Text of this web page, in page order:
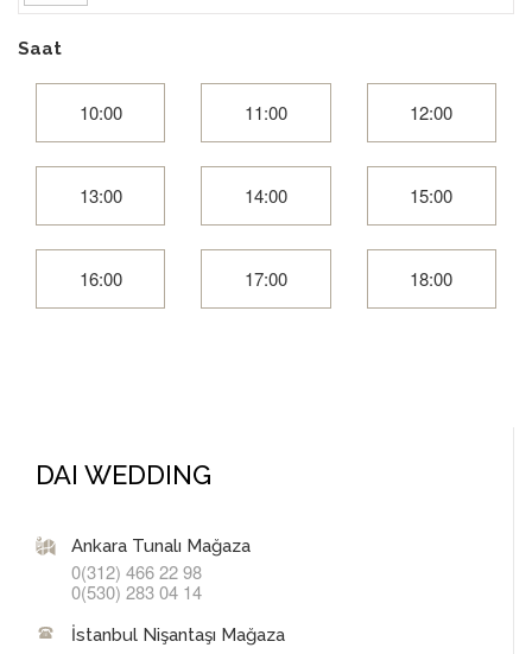
Saat
10:00 11:00 12:00
13:00 14:00 15:00
16:00 17:00 18:00
DAI WEDDING
Ankara Tunalı Mağaza
0(312) 466 22 98
0(530) 283 04 14
İstanbul Nişantaşı Mağaza